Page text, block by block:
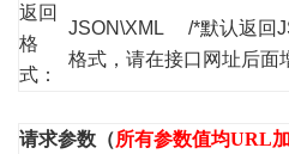
返回
格
式：
JSON\XML /*默认返回
格式，请在接口网址后面
请求参数（所有参数值均URL